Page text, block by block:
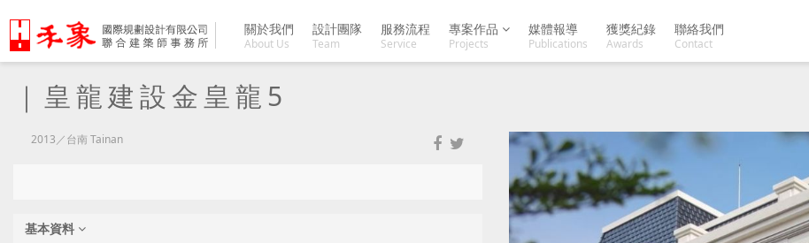
關於我們
About Us
設計團隊
Team
服務流程
Service
專案作品
Projects
媒體報導
Publications
獲獎紀錄
Awards
聯絡我們
Contact
｜皇龍建設金皇龍5
2013／台南 Tainan
基本資料